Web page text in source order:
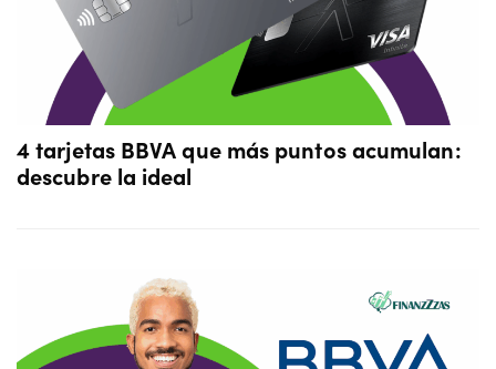
4 tarjetas BBVA que más puntos acumulan:
descubre la ideal